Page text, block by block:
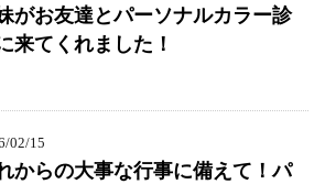
がお友達とパーソナルカラー診
来てくれました！
02/15
からの大事な行事に備えて！パ